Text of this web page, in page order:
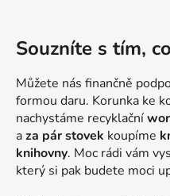
Souzníte s tím,
Můžete nás finančně
formou daru. Korunka ke
nachystáme recyklační
aza pár stovek koupíme
knihovny. Moc rádi vám
který si pak budete moci